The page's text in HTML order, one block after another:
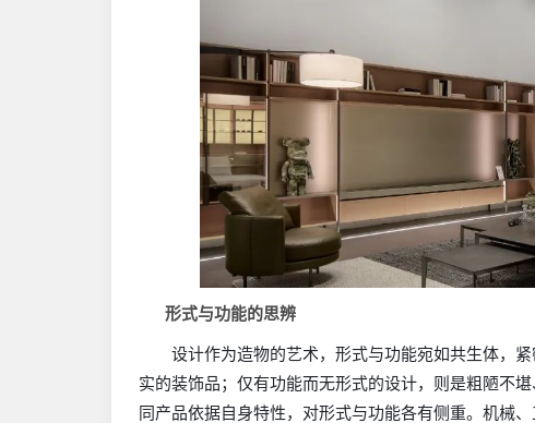
形式与功能的思辨
设计作为造物的艺术，形式与功能宛如共生体，
实的装饰品；仅有功能而无形式的设计，则是粗陋不
同产品依据自身特性，对形式与功能各有侧重。机械